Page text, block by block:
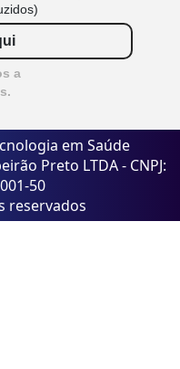
a
em Saúde
Preto LTDA - CNPJ:
50
reservados